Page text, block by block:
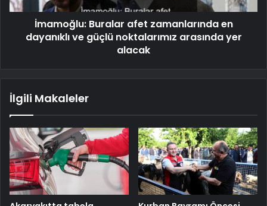
İmamoğlu: Buralar afet zamanlarında en
dayanıklı ve güçlü noktalarımız arasında yer
alacak
İlgili Makaleler